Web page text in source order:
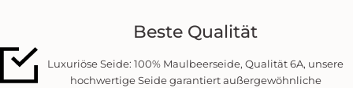
Beste Qualität
Luxuriöse Seide: 100% Maulbeerseide, Qualität 6A, unsere
hochwertige Seide garantiert außergewöhnliche